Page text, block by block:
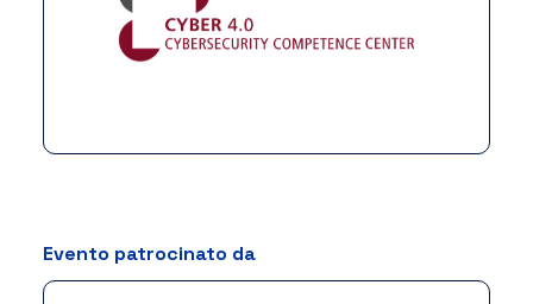
Evento patrocinato da